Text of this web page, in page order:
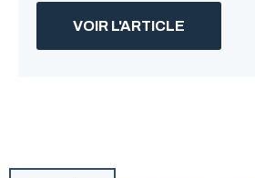
VOIR L'ARTICLE